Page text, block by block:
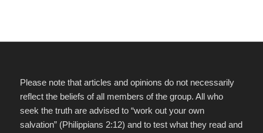
Please note that articles and opinions do not necessarily
reflect the beliefs of all members of the group. All who
seek the truth are advised to “work out your own
salvation” (Philippians 2:12) and to test what they read and